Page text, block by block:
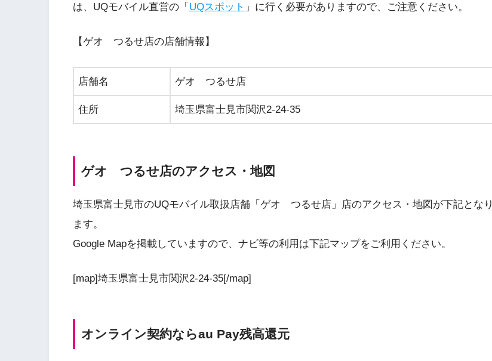
は、UQモバイル直営の「 UQスポット 」に行く必要がありますので、ご注意ください。
【ゲオ つるせ店の店舗情報】
店舗名 ゲオ つるせ店
住所 埼玉県富士見市関沢2-24-35
ゲオ つるせ店のアクセス・地図
埼玉県富士見市のUQモバイル取扱店舗「ゲオ つるせ店」店のアクセス・地図が下記となり
ます。
Google Mapを掲載していますので、ナビ等の利用は下記マップをご利用ください。
[map]埼玉県富士見市関沢2-24-35[/map]
オンライン契約ならau Pay残高還元